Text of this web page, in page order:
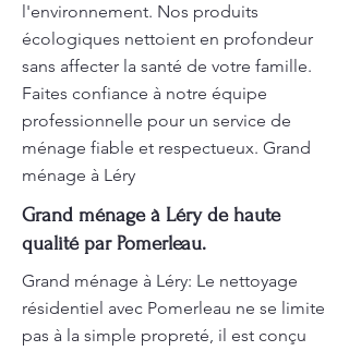
l'environnement. Nos produits
écologiques nettoient en profondeur
sans affecter la santé de votre famille.
Faites confiance à notre équipe
professionnelle pour un service de
ménage fiable et respectueux. Grand
ménage à Léry
Grand ménage à Léry de haute
qualité par Pomerleau.
Grand ménage à Léry: Le nettoyage
résidentiel avec Pomerleau ne se limite
pas à la simple propreté, il est conçu